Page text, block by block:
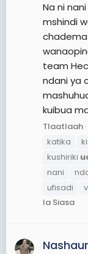
Na ni
mshindi
team
ndani ya
kuibua
Tlaatlaah
katika
kushiriki
nani
ufisadi
la Siasa